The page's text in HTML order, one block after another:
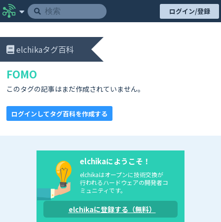
ログイン/登録
elchikaタグ百科
FOMO
このタグの記事はまだ作成されていません。
ログインしてタグ百科を作成する
elchikaにようこそ！
elchikaはオープンに技術交換が
行われるハードウェアの開発者コ
ミュニティです。
elchikaに登録する（無料）